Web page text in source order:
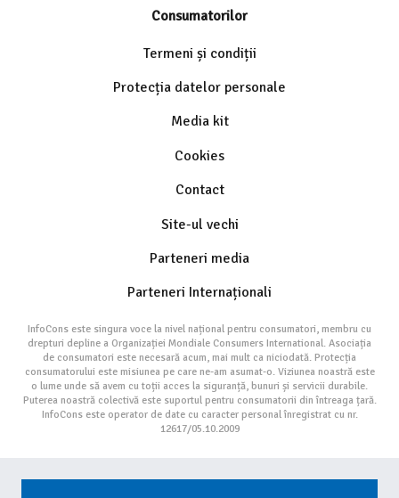
Consumatorilor
Termeni și condiții
Protecția datelor personale
Media kit
Cookies
Contact
Site-ul vechi
Parteneri media
Parteneri Internaționali
InfoCons este singura voce la nivel național pentru consumatori, membru cu
drepturi depline a Organizației Mondiale Consumers International. Asociația
de consumatori este necesară acum, mai mult ca niciodată. Protecția
consumatorului este misiunea pe care ne-am asumat-o. Viziunea noastră este
o lume unde să avem cu toții acces la siguranță, bunuri și servicii durabile.
Puterea noastră colectivă este suportul pentru consumatorii din întreaga țară.
InfoCons este operator de date cu caracter personal înregistrat cu nr.
12617/05.10.2009